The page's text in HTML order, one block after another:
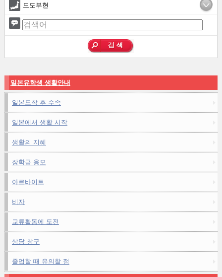
도도부현
일본유학생 생활안내
일본도착 후 수속
일본에서 생활 시작
생활의 지혜
장학금 응모
아르바이트
비자
교류활동에 도전
상담 창구
졸업할 때 유의할 점